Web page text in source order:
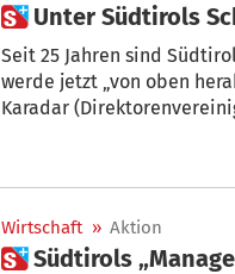
 Unter
Seit 25 Jahren sind
werde jetzt „von oben
Karadar
Wirtschaft » Aktion
 Südtirols